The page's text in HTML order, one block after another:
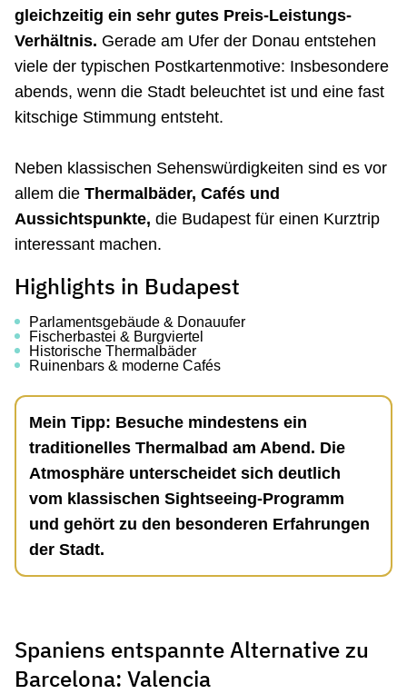
gleichzeitig ein sehr gutes Preis-Leistungs-
Verhältnis. Gerade am Ufer der Donau entstehen
viele der typischen Postkartenmotive: Insbesondere
abends, wenn die Stadt beleuchtet ist und eine fast
kitschige Stimmung entsteht.
Neben klassischen Sehenswürdigkeiten sind es vor
allem die Thermalbäder, Cafés und
Aussichtspunkte, die Budapest für einen Kurztrip
interessant machen.
Highlights in Budapest
Parlamentsgebäude & Donauufer
Fischerbastei & Burgviertel
Historische Thermalbäder
Ruinenbars & moderne Cafés
Mein Tipp: Besuche mindestens ein
traditionelles Thermalbad am Abend. Die
Atmosphäre unterscheidet sich deutlich
vom klassischen Sightseeing-Programm
und gehört zu den besonderen Erfahrungen
der Stadt.
Spaniens entspannte Alternative zu
Barcelona: Valencia